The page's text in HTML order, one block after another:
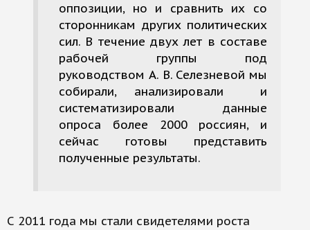
оппозиции, но и сравнить их со
сторонникам других политических
сил. В течение двух лет в составе
рабочей группы под
руководством А. В. Селезневой мы
собирали, анализировали и
систематизировали данные
опроса более 2000 россиян, и
сейчас готовы представить
полученные результаты.
С 2011 года мы стали свидетелями роста